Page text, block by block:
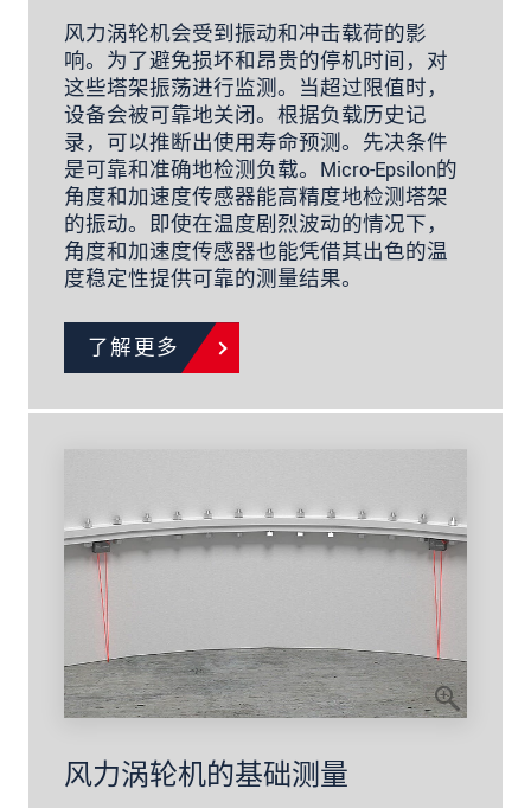
风力涡轮机会受到振动和冲击载荷的影
响。为了避免损坏和昂贵的停机时间，对
这些塔架振荡进行监测。当超过限值时，
设备会被可靠地关闭。根据负载历史记
录，可以推断出使用寿命预测。先决条件
是可靠和准确地检测负载。Micro-Epsilon的
角度和加速度传感器能高精度地检测塔架
的振动。即使在温度剧烈波动的情况下，
角度和加速度传感器也能凭借其出色的温
度稳定性提供可靠的测量结果。
了解更多
风力涡轮机的基础测量